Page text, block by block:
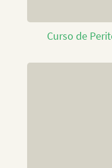
Curso de